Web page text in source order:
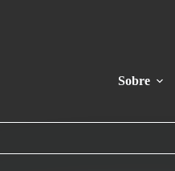
Sobre